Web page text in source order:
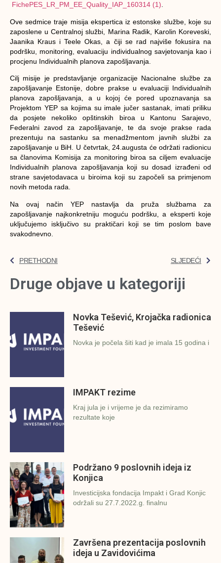
FichePES_LR_PM_EE_Quality_IAP_160314 (1).
Ove sedmice traje misija ekspertica iz estonske službe, koje su
zaposlene u Centralnoj službi, Marina Radik, Karolin Koreveski,
Jaanika Kraus i Teele Okas, a čiji se rad najviše fokusira na
podršku, monitoring, evaluaciju individualnog savjetovanja kao i
procjenu Individualnih planova zapošljavanja.
Cilj misije je predstavljanje organizacije Nacionalne službe za
zapošljavanje Estonije, dobre prakse u evaluaciji Individualnih
planova zapošljavanja, a u kojoj će pored upoznavanja sa
Projektom YEP sa kojima su imale jučer sastanak, imati priliku
da posjete nekoliko opštinskih biroa u Kantonu Sarajevo,
Federalni zavod za zapošljavanje, te da svoje prakse rada
prezentuju na sastanku sa menadžmentom javnih službi za
zapošljavanje u BiH. U četvrtak, 24.augusta će održati radionicu
sa članovima Komisija za monitoring biroa sa ciljem evaluacije
Individualnih planova zapošljavanja koji su dosad izrađeni od
strane savjetodavaca u biroima koji su započeli sa primjenom
novih metoda rada.
Na ovaj način YEP nastavlja da pruža službama za
zapošljavanje najkonkretniju moguću podršku, a eksperti koje
uključujemo isključivo su praktičari koji se tim poslom bave
svakodnevno.
PRETHODNI SLJEDEĆI
Druge objave u kategoriji
Novka Tešević, Krojačka radionica
Tešević
Novka je počela šiti kad je imala 15 godina i
IMPAKT rezime
Kraj jula je i vrijeme je da rezimiramo
rezultate koje
Podržano 9 poslovnih ideja iz
Konjica
Investicijska fondacija Impakt i Grad Konjic
održali su 27.7.2022.g. finalnu
Završena prezentacija poslovnih
ideja u Zavidovićima